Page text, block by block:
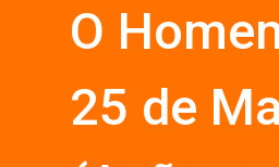
O
25 de